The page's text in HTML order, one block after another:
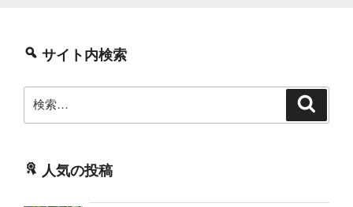
サイト内検索
索:
人気の投稿